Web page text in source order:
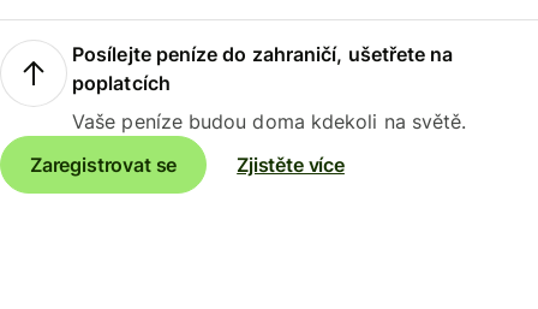
Posílejte peníze do zahraničí, ušetřete na
poplatcích
Vaše peníze budou doma kdekoli na světě.
Zaregistrovat se
Zjistěte více